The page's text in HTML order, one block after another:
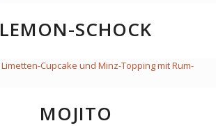
LEMON-SCHOCK
MOJITO